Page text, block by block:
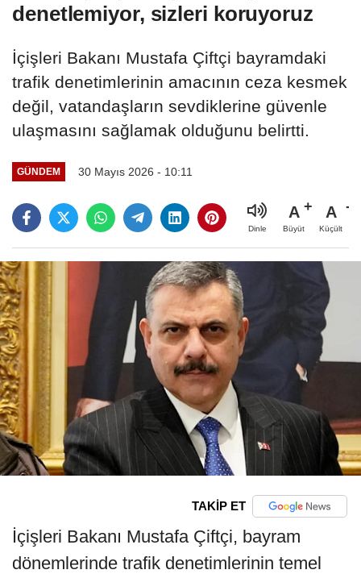
denetlemiyor, sizleri koruyoruz
İçişleri Bakanı Mustafa Çiftçi bayramdaki
trafik denetimlerinin amacının ceza kesmek
değil, vatandaşların sevdiklerine güvenle
ulaşmasını sağlamak olduğunu belirtti.
GÜNDEM 30 Mayıs 2026 - 10:11
Dinle
A
Büyüt
A
Küçült
TAKİP ET
İçişleri Bakanı Mustafa Çiftçi, bayram
dönemlerinde trafik denetimlerinin temel